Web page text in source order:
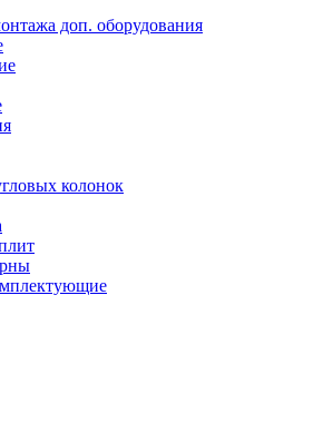
доп. оборудования
колонок